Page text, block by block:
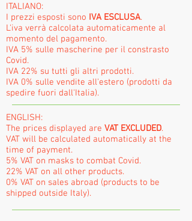
ITALIANO:
I prezzi esposti sono IVA ESCLUSA.
L'iva verrà calcolata automaticamente al
momento del pagamento.
IVA 5% sulle mascherine per il constrasto
Covid.
IVA 22% su tutti gli altri prodotti.
IVA 0% sulle vendite all'estero (prodotti da
spedire fuori dall'Italia).
ENGLISH:
The prices displayed are VAT EXCLUDED.
VAT will be calculated automatically at the
time of payment.
5% VAT on masks to combat Covid.
22% VAT on all other products.
0% VAT on sales abroad (products to be
shipped outside Italy).